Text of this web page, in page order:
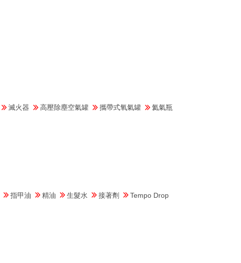
滅火器 高壓除塵空氣罐 攜帶式氧氣罐
氦氣瓶
指甲油 精油 生髮水 接著劑 Tempo Drop